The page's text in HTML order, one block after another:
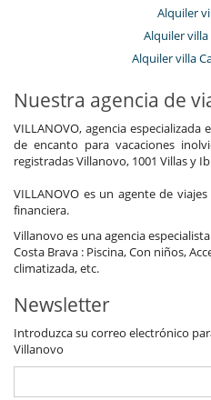
Alquiler
Alquiler
Alquiler villa
Nuestra agencia de
VILLANOVO, agencia
de encanto para vacaciones
registradas Villanovo, 1001 Villas y
VILLANOVO es un agente de
financiera.
Villanovo es una agencia
Costa Brava : Piscina, Con niños,
climatizada, etc.
Newsletter
Introduzca su correo electrónico
Villanovo